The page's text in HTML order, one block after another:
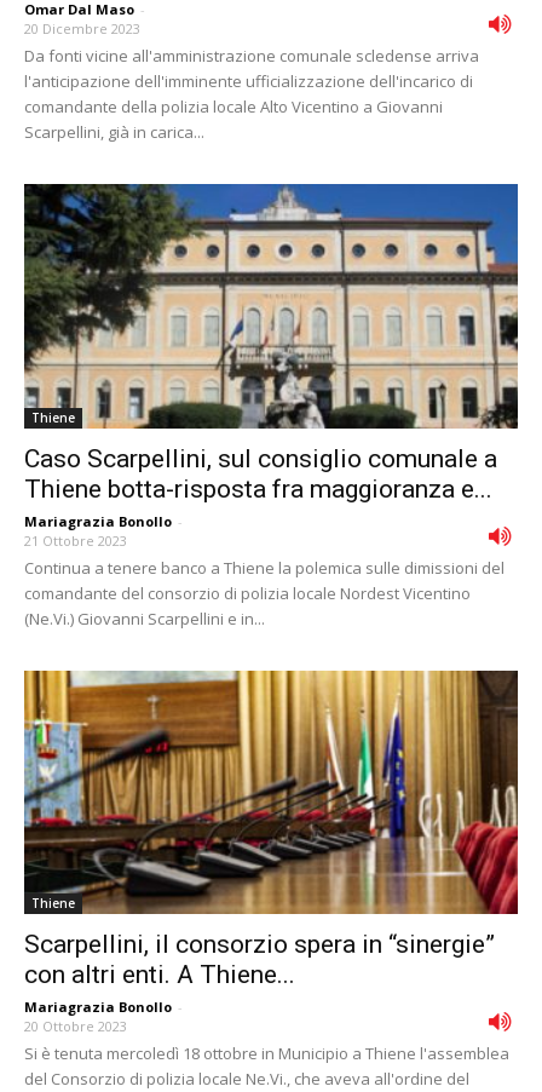
Omar Dal Maso -
20 Dicembre 2023
Da fonti vicine all'amministrazione comunale scledense arriva
l'anticipazione dell'imminente ufficializzazione dell'incarico di
comandante della polizia locale Alto Vicentino a Giovanni
Scarpellini, già in carica...
Thiene
Caso Scarpellini, sul consiglio comunale a
Thiene botta-risposta fra maggioranza e...
Mariagrazia Bonollo -
21 Ottobre 2023
Continua a tenere banco a Thiene la polemica sulle dimissioni del
comandante del consorzio di polizia locale Nordest Vicentino
(Ne.Vi.) Giovanni Scarpellini e in...
Thiene
Scarpellini, il consorzio spera in “sinergie”
con altri enti. A Thiene...
Mariagrazia Bonollo -
20 Ottobre 2023
Si è tenuta mercoledì 18 ottobre in Municipio a Thiene l'assemblea
del Consorzio di polizia locale Ne.Vi., che aveva all'ordine del